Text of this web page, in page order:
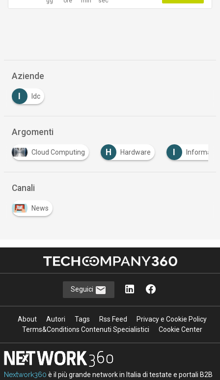
Aziende
Idc
Argomenti
Cloud Computing H Hardware
Canali
News
Seguici
About Autori Tags Rss Feed
Privacy e Cookie Policy
Terms&Conditions Contenuti Specialistici
Cookie Center
Nextwork360 è il più grande network in Italia di testate e portali B2B